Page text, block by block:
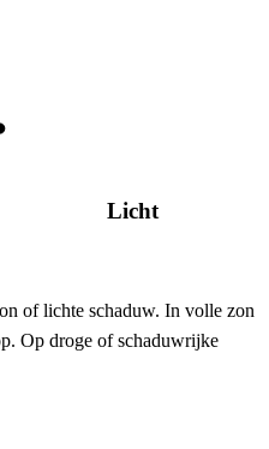
Licht
of lichte schaduw. In volle zon
Op droge of schaduwrijke